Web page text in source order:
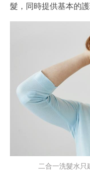
髮，同時提供基本的護
二合一洗髮水只